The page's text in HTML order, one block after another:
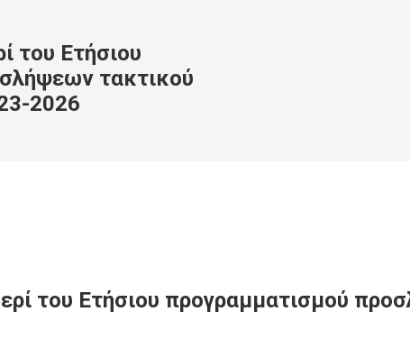
του Ετήσιου
τακτικού
2026
του Ετήσιου προγραμματισμού